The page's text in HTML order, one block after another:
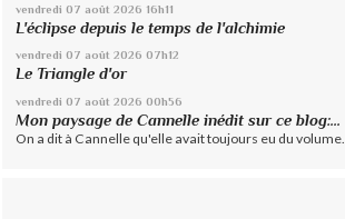
vendredi 07 août 2026 16h11
L'éclipse depuis le temps de l'alchimie
vendredi 07 août 2026 07h12
Le Triangle d'or
vendredi 07 août 2026 00h56
Mon paysage de Cannelle inédit sur ce blog:...
On a dit à Cannelle qu'elle avait toujours eu du volume...